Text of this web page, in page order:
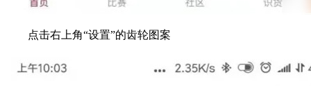
点击右上角“设置”的齿轮图案